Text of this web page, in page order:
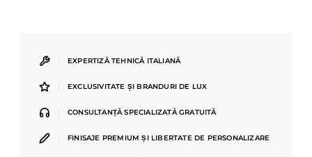
EXPERTIZĂ TEHNICĂ ITALIANĂ
EXCLUSIVITATE ȘI BRANDURI DE LUX
CONSULTANȚĂ SPECIALIZATĂ GRATUITĂ
FINISAJE PREMIUM ȘI LIBERTATE DE PERSONALIZARE